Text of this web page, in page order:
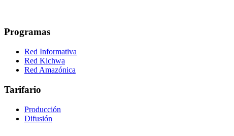
Programas
Red Informativa
Red Kichwa
Red Amazónica
Tarifario
Producción
Difusión